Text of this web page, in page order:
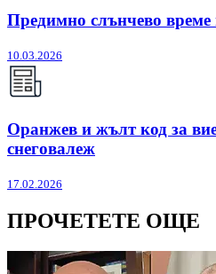
Предимно слънчево време
10.03.2026
Оранжев и жълт код за
снеговалеж
17.02.2026
ПРОЧЕТЕТЕ ОЩЕ